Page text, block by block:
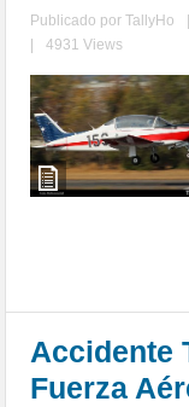
Publicado porTallyHo
4931 Views
Accidente
Fuerza